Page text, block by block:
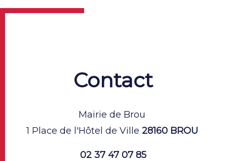
Contact
Mairie de Brou
1 Place de l'Hôtel de Ville 28160 BROU
02 37 47 07 85